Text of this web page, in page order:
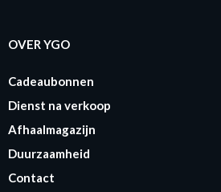
OVER YGO
Cadeaubonnen
Dienst na verkoop
Afhaalmagazijn
Duurzaamheid
Contact